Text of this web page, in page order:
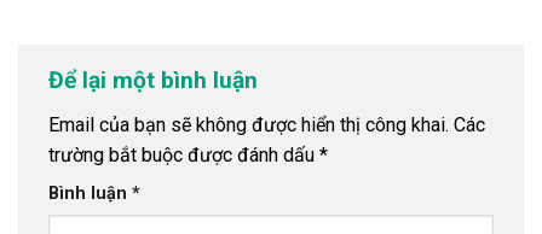
Để lại một bình luận
Email của bạn sẽ không được hiển thị công khai. Các
trường bắt buộc được đánh dấu *
Bình luận *